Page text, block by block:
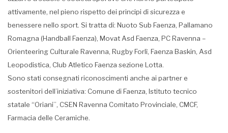
attivamente, nel pieno rispetto dei principi di sicurezza e
benessere nello sport. Si tratta di: Nuoto Sub Faenza, Pallamano
Romagna (Handball Faenza), Movat Asd Faenza, PC Ravenna –
Orienteering Culturale Ravenna, Rugby Forlì, Faenza Baskin, Asd
Leopodistica, Club Atletico Faenza sezione Lotta.
Sono stati consegnati riconoscimenti anche ai partner e
sostenitori dell’iniziativa: Comune di Faenza, Istituto tecnico
statale “Oriani”, CSEN Ravenna Comitato Provinciale, CMCF,
Farmacia delle Ceramiche.